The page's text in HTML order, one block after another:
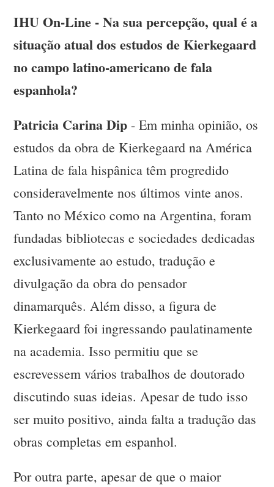
IHU On-Line - Na sua percepção, qual é a
situação atual dos estudos de Kierkegaard
no campo latino-americano de fala
espanhola?
Patricia Carina Dip - Em minha opinião, os
estudos da obra de Kierkegaard na América
Latina de fala hispânica têm progredido
consideravelmente nos últimos vinte anos.
Tanto no México como na Argentina, foram
fundadas bibliotecas e sociedades dedicadas
exclusivamente ao estudo, tradução e
divulgação da obra do pensador
dinamarquês. Além disso, a figura de
Kierkegaard foi ingressando paulatinamente
na academia. Isso permitiu que se
escrevessem vários trabalhos de doutorado
discutindo suas ideias. Apesar de tudo isso
ser muito positivo, ainda falta a tradução das
obras completas em espanhol.
Por outra parte, apesar de que o maior